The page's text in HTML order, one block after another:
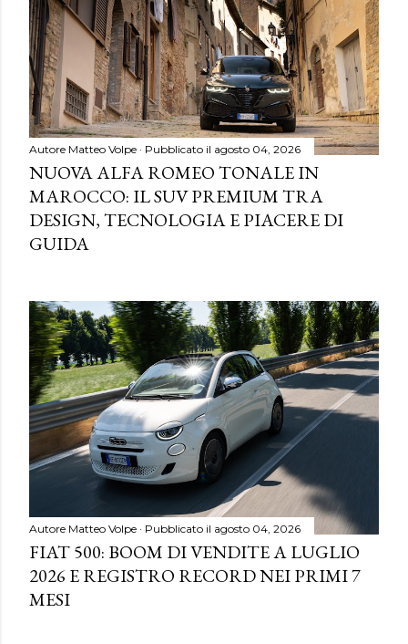
Autore Matteo Volpe Pubblicato il agosto 04, 2026
NUOVA ALFA ROMEO TONALE IN
MAROCCO: IL SUV PREMIUM TRA
DESIGN, TECNOLOGIA E PIACERE DI
GUIDA
Autore Matteo Volpe Pubblicato il agosto 04, 2026
FIAT 500: BOOM DI VENDITE A LUGLIO
2026 E REGISTRO RECORD NEI PRIMI 7
MESI